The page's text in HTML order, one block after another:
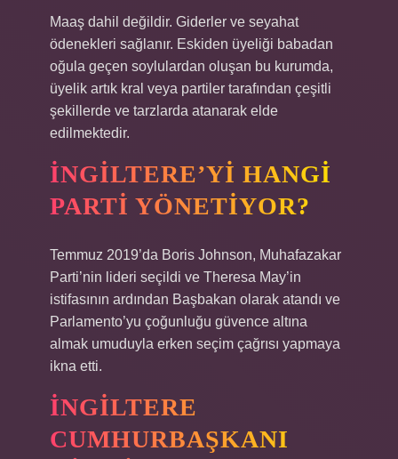
Maaş dahil değildir. Giderler ve seyahat
ödenekleri sağlanır. Eskiden üyeliği babadan
oğula geçen soylulardan oluşan bu kurumda,
üyelik artık kral veya partiler tarafından çeşitli
şekillerde ve tarzlarda atanarak elde
edilmektedir.
İNGILTERE’YI HANGI
PARTI YÖNETIYOR?
Temmuz 2019’da Boris Johnson, Muhafazakar
Parti’nin lideri seçildi ve Theresa May’in
istifasının ardından Başbakan olarak atandı ve
Parlamento’yu çoğunluğu güvence altına
almak umuduyla erken seçim çağrısı yapmaya
ikna etti.
İNGILTERE
CUMHURBAŞKANI